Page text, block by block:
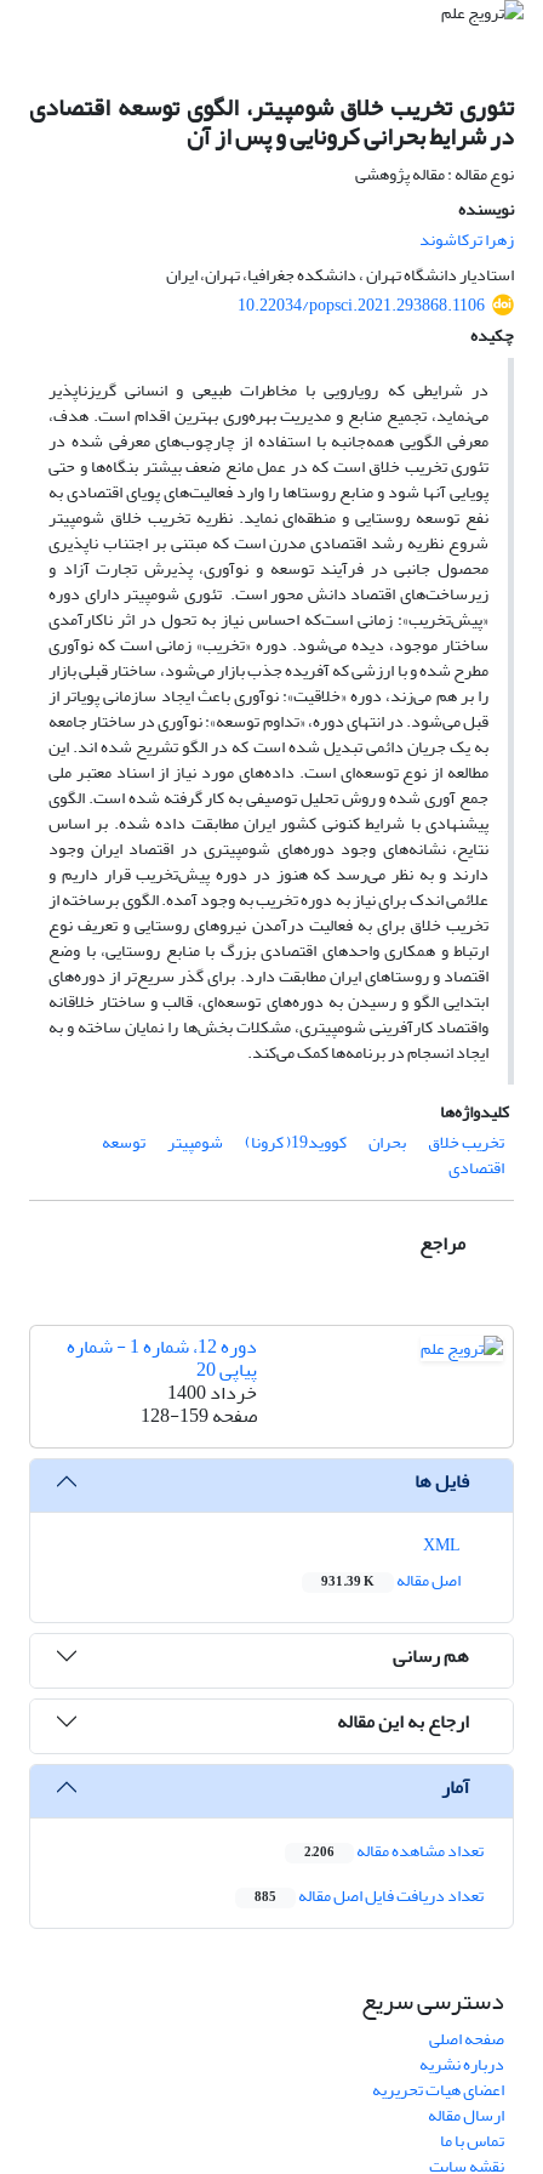
تئوری تخریب خلاق شومپیتر، الگوی توسعه اقتصادی
در شرایط بحرانی کرونایی و پس از آن
نوع مقاله : مقاله پژوهشی
نویسنده
زهرا ترکاشوند
استادیار دانشگاه تهران ، دانشکده جغرافیا، تهران، ایران
10.22034/popsci.2021.293868.1106
چکیده
در شرایطی که رویارویی با مخاطرات طبیعی و انسانی گریزناپذیر
می‌نماید، تجمیع منابع و مدیریت بهره‌وری بهترین اقدام است. هدف،
معرفی الگویی همه‌جانبه با استفاده از چارچوب‌های معرفی شده در
تئوری تخریب خلاق است که در عمل مانع ضعف بیشتر بنگاه‌ها و حتی
پویایی آنها شود و منابع روستاها را وارد فعالیت‌های پویای اقتصادی به
نفع توسعه روستایی و منطقه‌ای نماید. نظریه تخریب خلاق شومپیتر
شروع نظریه رشد اقتصادی مدرن است که مبتنی بر اجتناب ناپذیری
محصول جانبی در فرآیند توسعه و نوآوری، پذیرش تجارت آزاد و
زیرساخت‌های اقتصاد دانش محور است. تئوری شومپیتر دارای دوره
«پیش‌تخریب»: زمانی است‌که احساس نیاز به تحول در اثر ناکارآمدی
ساختار موجود، دیده می‌شود. دوره «تخریب» زمانی است که نوآوری
مطرح شده و با ارزشی که آفریده جذب بازار می‌شود، ساختار قبلی بازار
را بر هم می‌زند، دوره «خلاقیت»: نوآوری باعث ایجاد سازمانی پویاتر از
قبل می‌شود. در انتهای دوره، «تداوم توسعه»: نوآوری در ساختار جامعه
به یک جریان دائمی تبدیل شده است که در الگو تشریح شده اند. این
مطالعه از نوع توسعه‌ای است. داده‌های مورد نیاز از اسناد معتبر ملی
جمع آوری شده و روش تحلیل توصیفی به کار گرفته شده است. الگوی
پیشنهادی با شرایط کنونی کشور ایران مطابقت داده شده. بر اساس
نتایح، نشانه‌های وجود دوره‌های شومپیتری در اقتصاد ایران وجود
دارند و به نظر می‌رسد که هنوز در دوره پیش‌تخریب قرار داریم و
علائمی اندک برای نیاز به دوره تخریب به وجود آمده. الگوی برساخته از
تخریب خلاق برای به فعالیت درآمدن نیروهای روستایی و تعریف نوع
ارتباط و همکاری واحدهای اقتصادی بزرگ با منابع روستایی، با وضع
اقتصاد و روستاهای ایران مطابقت دارد. برای گذر سریع‌تر از دوره‌های
ابتدایی الگو و رسیدن به دوره‌های توسعه‌ای، قالب و ساختار خلاقانه
واقتصاد کارآفرینی شومپیتری، مشکلات بخش‌ها را نمایان ساخته و به
ایجاد انسجام در برنامه‌ها کمک می‌کند.
کلیدواژه‌ها
تخریب خلاق
بحران کووید19( کرونا) شومپیتر توسعه
اقتصادی
مراجع
دوره 12، شماره 1 - شماره
پیاپی 20
خرداد 1400
صفحه128-159
فایل ها
اصل مقاله
931.39 K
هم رسانی
ارجاع به این مقاله
آمار
تعداد مشاهده مقاله 2,206
تعداد دریافت فایل اصل مقاله 885
دسترسی سریع
صفحه اصلی
درباره نشریه
اعضای هیات تحریریه
ارسال مقاله
تماس با ما
نقشه سایت